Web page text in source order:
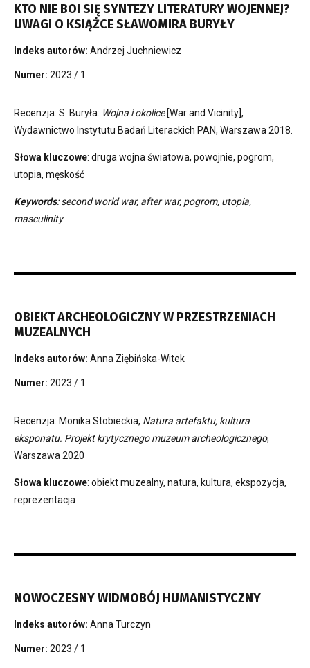
KTO NIE BOI SIĘ SYNTEZY LITERATURY WOJENNEJ?
UWAGI O KSIĄŻCE SŁAWOMIRA BURYŁY
Indeks autorów: Andrzej Juchniewicz
Numer: 2023 / 1
Recenzja: S. Buryła: Wojna i okolice[War and Vicinity],
Wydawnictwo Instytutu Badań Literackich PAN, Warszawa 2018.
Słowa kluczowe: druga wojna światowa, powojnie, pogrom,
utopia, męskość
Keywords: second world war, after war, pogrom, utopia,
masculinity
OBIEKT ARCHEOLOGICZNY W PRZESTRZENIACH
MUZEALNYCH
Indeks autorów: Anna Ziębińska-Witek
Numer: 2023 / 1
Recenzja: Monika Stobieckia, Natura artefaktu, kultura
eksponatu. Projekt krytycznego muzeum archeologicznego,
Warszawa 2020
Słowa kluczowe: obiekt muzealny, natura, kultura, ekspozycja,
reprezentacja
NOWOCZESNY WIDMOBÓJ HUMANISTYCZNY
Indeks autorów: Anna Turczyn
Numer: 2023 / 1